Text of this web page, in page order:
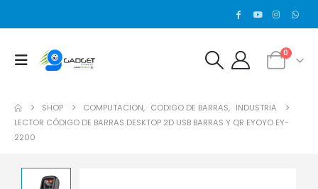
0
SHOP COMPUTACION, CODIGO DE BARRAS, INDUSTRIA
LECTOR CÓDIGO DE BARRAS DESKTOP 2D USB BARRAS Y QR EYOYO EY-
2200